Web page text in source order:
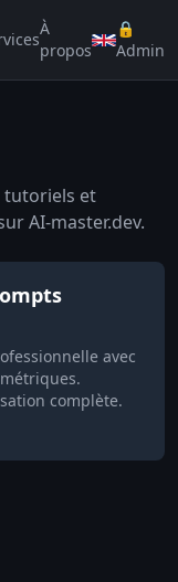
À
propos
🔒
Admin
et
AI-master.dev.
avec
complète.